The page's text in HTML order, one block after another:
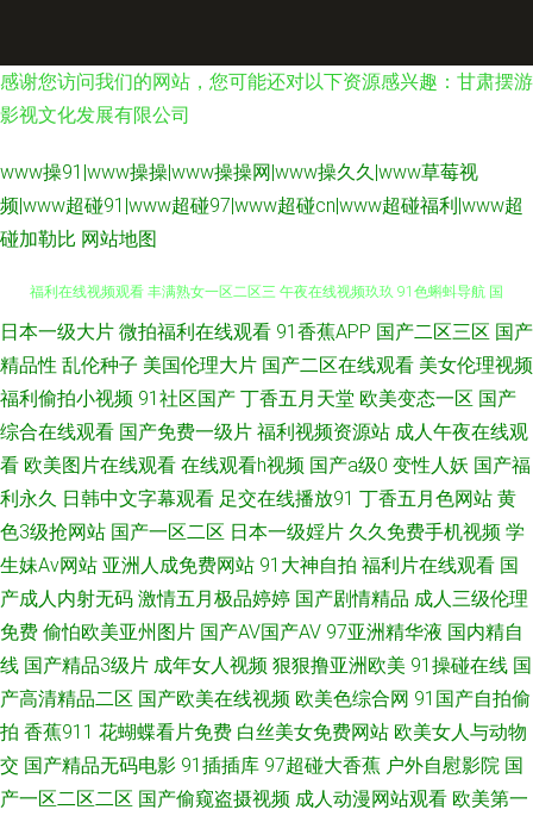
感谢您访问我们的网站，您可能还对以下资源感兴趣：甘肃摆游
影视文化发展有限公司
www操91|www操操|www操操网|www操久久|www草莓视
频|www超碰91|www超碰97|www超碰cn|www超碰福利|www超
碰加勒比 网站地图
黄色W网站 欧美久久一欠 91互操 超碰爱爱福利 狠狠俺去也 欧美123aaa 91
福利在线视频观看 丰满熟女一区二区三 午夜在线视频玖玖 91色蝌蚪导航 国
69av福利视频导航 丁香成人色网 男人天堂成人网 一本一道NV高清 99福利
影视导航 黑丝探花 无码人妻影音先锋 91大香蕉 91视频最新链接 久热精品婷
婷 91极品福利姬 先锋影音自拍 91蜜桃成人网 91免免费版黄完整 91豆花网
址在线 51视频在线观看 91啦操全 91V在线观看 伊人无吗AV 日韩专区中文字
幕 人人操人人摸AV 久久国产乱第一页 国产欧美香蕉视频 AV老司机资源网
91视频在线观看网站 91夫妻生活超碰 午夜小视频男人天堂 人妻资源站 欧美
日本一级大片 微拍福利在线观看 91香蕉APP 国产二区三区 国产
精品性 乱伦种子 美国伦理大片 国产二区在线观看 美女伦理视频
福利偷拍小视频 91社区国产 丁香五月天堂 欧美变态一区 国产
综合在线观看 国产免费一级片 福利视频资源站 成人午夜在线观
看 欧美图片在线观看 在线观看h视频 国产a级0 变性人妖 国产福
利永久 日韩中文字幕观看 足交在线播放91 丁香五月色网站 黄
色3级抢网站 国产一区二区 日本一级婬片 久久免费手机视频 学
生妹Av网站 亚洲人成免费网站 91大神自拍 福利片在线观看 国
产成人内射无码 激情五月极品婷婷 国产剧情精品 成人三级伦理
免费 偷怕欧美亚州图片 国产AV国产AV 97亚洲精华液 国内精自
线 国产精品3级片 成年女人视频 狠狠撸亚洲欧美 91操碰在线 国
产高清精品二区 国产欧美在线视频 欧美色综合网 91国产自拍偷
拍 香蕉911 花蝴蝶看片免费 白丝美女免费网站 欧美女人与动物
交 国产精品无码电影 91插插库 97超碰大香蕉 户外自慰影院 国
产一区二区二区 国产偷窥盗摄视频 成人动漫网站观看 欧美第一